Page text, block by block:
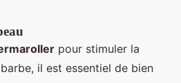
pour stimuler la
il est essentiel de bien